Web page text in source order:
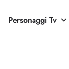
Personaggi Tv